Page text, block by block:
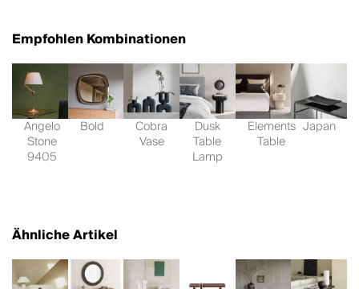
Empfohlen Kombinationen
Angelo
Stone
9405
Bold Cobra
Vase
Dusk
Table
Lamp
Elements
Table
Japan
Ähnliche Artikel